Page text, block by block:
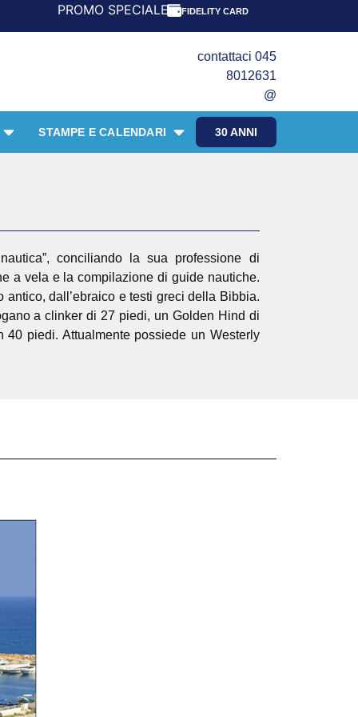
SPECIALE LIBRI PER I 30 ANNI DEL
FIDELITY CARD
contattaci 045
8012631
@
30 ANNI
STAMPE E CALENDARI
conciliando la sua professione di
a vela e la compilazione di guide nautiche.
dall’ebraico e testi greci della Bibbia.
a clinker di 27 piedi, un Golden Hind di
piedi. Attualmente possiede un Westerly